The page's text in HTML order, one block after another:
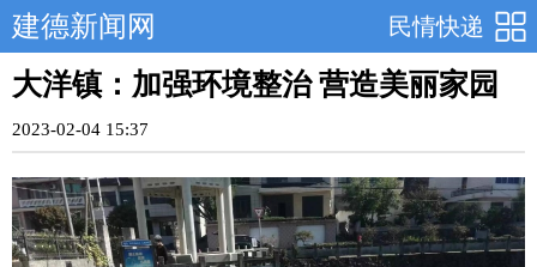
民情快递
建德新闻网
大洋镇：加强环境整治 营造美丽家园
2023-02-04 15:37